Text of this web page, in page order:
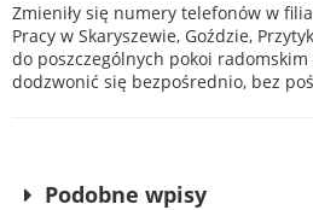
Zmieniły się numery telefonów w
Pracy w Skaryszewie, Goździe,
do poszczególnych pokoi
dodzwonić się bezpośrednio, bez
Podobne wpisy